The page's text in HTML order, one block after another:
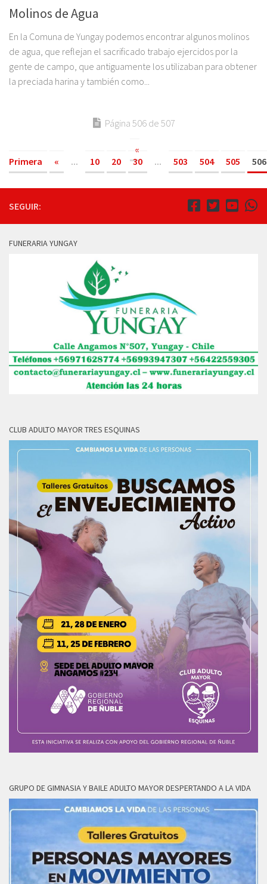
Molinos de Agua
En la Comuna de Yungay podemos encontrar algunos molinos
de agua, que reflejan el sacrificado trabajo ejercidos por la
gente de campo, que antiguamente los utilizaban para obtener
la preciada harina y también como...
Página 506 de 507
«
Primera
« ... 10 20 30 ... 503 504 505 506
SEGUIR:
FUNERARIA YUNGAY
CLUB ADULTO MAYOR TRES ESQUINAS
GRUPO DE GIMNASIA Y BAILE ADULTO MAYOR DESPERTANDO A LA VIDA